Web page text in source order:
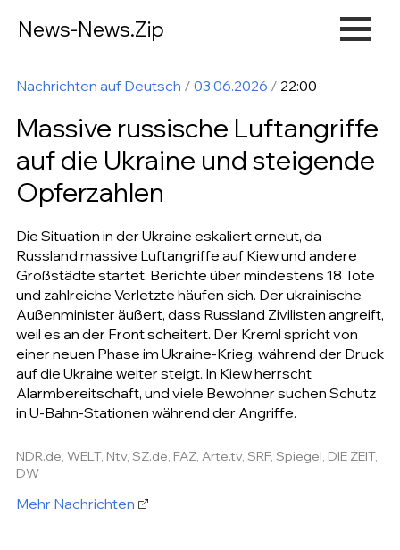
News-News.Zip
Nachrichten auf Deutsch / 03.06.2026 / 22:00
Massive russische Luftangriffe
auf die Ukraine und steigende
Opferzahlen
Die Situation in der Ukraine eskaliert erneut, da
Russland massive Luftangriffe auf Kiew und andere
Großstädte startet. Berichte über mindestens 18 Tote
und zahlreiche Verletzte häufen sich. Der ukrainische
Außenminister äußert, dass Russland Zivilisten angreift,
weil es an der Front scheitert. Der Kreml spricht von
einer neuen Phase im Ukraine-Krieg, während der Druck
auf die Ukraine weiter steigt. In Kiew herrscht
Alarmbereitschaft, und viele Bewohner suchen Schutz
in U-Bahn-Stationen während der Angriffe.
NDR.de, WELT, Ntv, SZ.de, FAZ, Arte.tv, SRF, Spiegel, DIE ZEIT,
DW
Mehr Nachrichten